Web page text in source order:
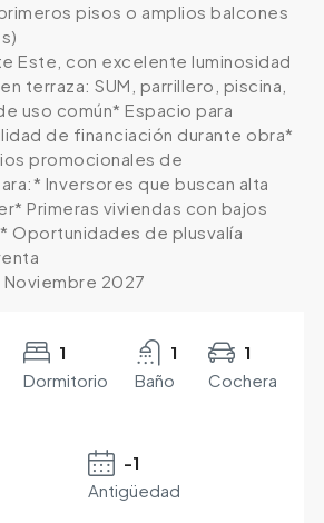
pisos o amplios balcones
Este, con excelente luminosidad
terraza: SUM, parrillero, piscina,
uso común* Espacio para
de financiación durante obra*
promocionales de
Inversores que buscan alta
Primeras viviendas con bajos
Oportunidades de plusvalía
2027
1
Dormitorio
1
Baño
1
Cochera
-1
Antigüedad